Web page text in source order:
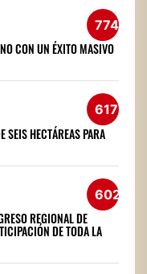
774
CON UN ÉXITO MASIVO
617
SEIS HECTÁREAS PARA
602
REGIONAL DE
DE TODA LA